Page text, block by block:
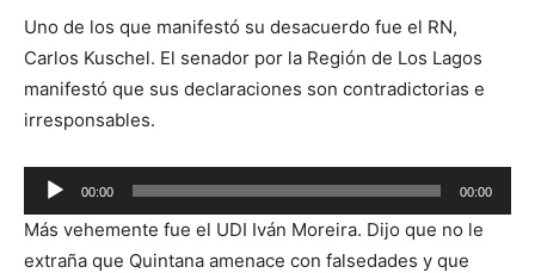
Uno de los que manifestó su desacuerdo fue el RN,
Carlos Kuschel. El senador por la Región de Los Lagos
manifestó que sus declaraciones son contradictorias e
irresponsables.
Reproductor
de
audio
00:00 00:00
Más vehemente fue el UDI Iván Moreira. Dijo que no le
extraña que Quintana amenace con falsedades y que